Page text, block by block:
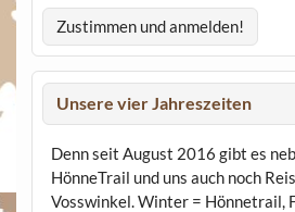
Unsere vier Jahreszeiten
Denn seit August 2016 gibt es
HönneTrail und uns auch noch
Vosswinkel. Winter = Hönnetrail,